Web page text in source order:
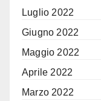
Luglio 2022
Giugno 2022
Maggio 2022
Aprile 2022
Marzo 2022